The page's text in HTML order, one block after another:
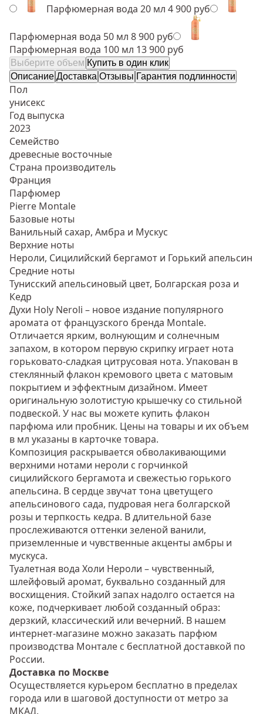
Парфюмерная вода 20 мл 4 900 руб
Парфюмерная вода 50 мл 8 900 руб
Парфюмерная вода 100 мл 13 900 руб
Выберите объем Купить в один клик
Описание Доставка Отзывы Гарантия подлинности
Пол
унисекс
Год выпуска
2023
Семейство
древесные восточные
Страна производитель
Франция
Парфюмер
Pierre Montale
Базовые ноты
Ванильный сахар, Амбра и Мускус
Верхние ноты
Нероли, Сицилийский бергамот и Горький апельсин
Средние ноты
Тунисский апельсиновый цвет, Болгарская роза и
Кедр
Духи Holy Neroli – новое издание популярного
аромата от французского бренда Montale.
Отличается ярким, волнующим и солнечным
запахом, в котором первую скрипку играет нота
горьковато-сладкая цитрусовая нота. Упакован в
стеклянный флакон кремового цвета с матовым
покрытием и эффектным дизайном. Имеет
оригинальную золотистую крышечку со стильной
подвеской. У нас вы можете купить флакон
парфюма или пробник. Цены на товары и их объем
в мл указаны в карточке товара.
Композиция раскрывается обволакивающими
верхними нотами нероли с горчинкой
сицилийского бергамота и свежестью горького
апельсина. В сердце звучат тона цветущего
апельсинового сада, пудровая нега болгарской
розы и терпкость кедра. В длительной базе
прослеживаются оттенки зеленой ванили,
приземленные и чувственные акценты амбры и
мускуса.
Туалетная вода Холи Нероли – чувственный,
шлейфовый аромат, буквально созданный для
восхищения. Стойкий запах надолго остается на
коже, подчеркивает любой созданный образ:
дерзкий, классический или вечерний. В нашем
интернет-магазине можно заказать парфюм
производства Монтале с бесплатной доставкой по
России.
Доставка по Москве
Осуществляется курьером бесплатно в пределах
города или в шаговой доступности от метро за
МКАД.